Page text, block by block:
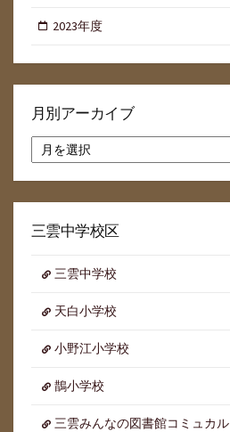
2023年度
月別アーカイブ
別
ア
イ
三雲中学校区
三雲中学校
天白小学校
小野江小学校
鵲小学校
三雲みんなの図書館コミュカル